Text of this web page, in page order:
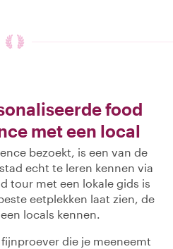
food
met een local
bezoekt, is een van de
echt te leren kennen via
tour met een lokale gids is
eetplekken laat zien, de
locals kennen.
die je meeneemt